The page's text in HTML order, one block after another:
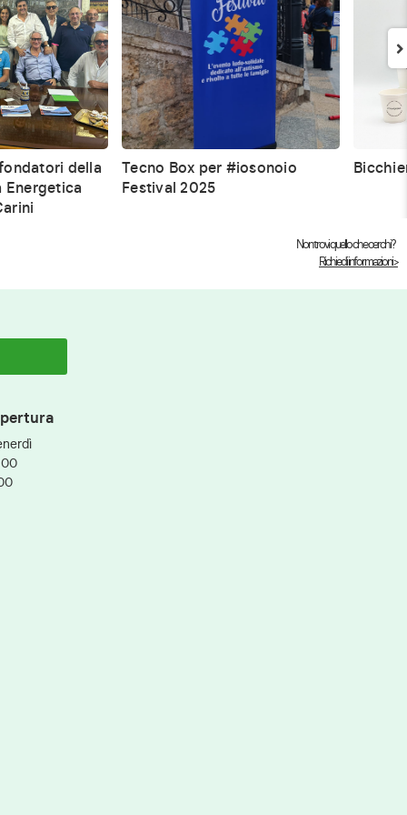
della
Energetica
Tecno Box per #iosonoio
Festival 2025
Non trovi quello che cerchi?
Richiedi informazioni >